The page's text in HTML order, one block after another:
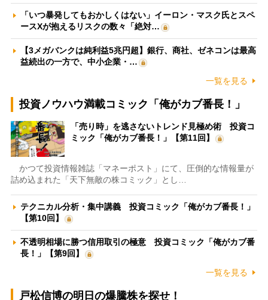
「いつ暴発してもおかしくはない」イーロン・マスク氏とスペ
ースXが抱えるリスクの数々「絶対…
【3メガバンクは純利益5兆円超】銀行、商社、ゼネコンは最高
益続出の一方で、中小企業・…
一覧を見る
投資ノウハウ満載コミック「俺がカブ番長！」
「売り時」を逃さないトレンド見極め術 投資コ
ミック「俺がカブ番長！」【第11回】
かつて投資情報雑誌「マネーポスト」にて、圧倒的な情報量が
詰め込まれた「天下無敵の株コミック」とし…
テクニカル分析・集中講義 投資コミック「俺がカブ番長！」
【第10回】
不透明相場に勝つ信用取引の極意 投資コミック「俺がカブ番
長！」【第9回】
一覧を見る
戸松信博の明日の爆騰株を探せ！